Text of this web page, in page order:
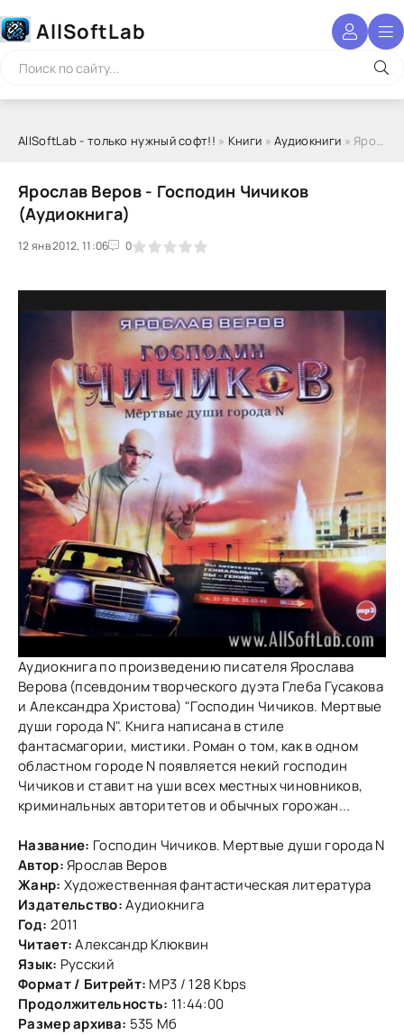
AllSoftLab
AllSoftLab - только нужный софт!! » Книги »Аудиокниги » Ярослав Веров - Господин Чичиков (Аудиокнига)
Ярослав Веров - Господин Чичиков
(Аудиокнига)
12 янв 2012, 11:06 0
1 2 3 4 5
Аудиокнига по произведению писателя Ярослава
Верова (псевдоним творческого дуэта Глеба Гусакова
и Александра Христова) "Господин Чичиков. Мертвые
души города N". Книга написана в стиле
фантасмагории, мистики. Роман о том, как в одном
областном городе N появляется некий господин
Чичиков и ставит на уши всех местных чиновников,
криминальных авторитетов и обычных горожан...
Название: Господин Чичиков. Мертвые души города N
Автор:Ярослав Веров
Жанр: Художественная фантастическая литература
Издательство:Аудиокнига
Год: 2011
Читает:Александр Клюквин
Язык: Русский
Формат / Битрейт: MP3 / 128 Kbps
Продолжительность: 11:44:00
Размер архива: 535 Мб